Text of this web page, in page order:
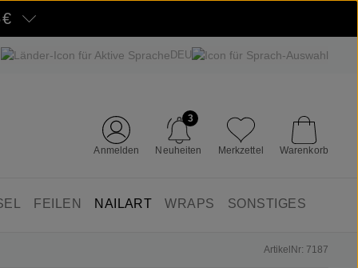
DEU
Anmelden Neuheiten
3
Merkzettel Warenkorb
FEILEN NAILART WRAPS SONSTIGES
ArtikelNr: 7187